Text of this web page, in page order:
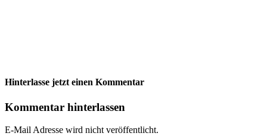
Hinterlasse jetzt einen Kommentar
Kommentar hinterlassen
E-Mail Adresse wird nicht veröffentlicht.